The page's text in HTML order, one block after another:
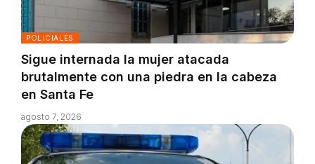
POLICIALES
Sigue internada la mujer atacada
brutalmente con una piedra en la cabeza
en Santa Fe
agosto 7, 2026